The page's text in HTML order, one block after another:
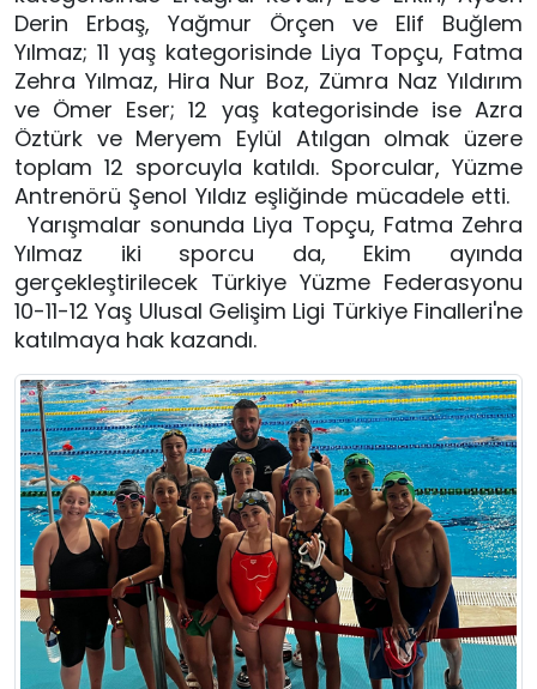
Derin Erbaş, Yağmur Örçen ve Elif Buğlem
Yılmaz; 11 yaş kategorisinde Liya Topçu, Fatma
Zehra Yılmaz, Hira Nur Boz, Zümra Naz Yıldırım
ve Ömer Eser; 12 yaş kategorisinde ise Azra
Öztürk ve Meryem Eylül Atılgan olmak üzere
toplam 12 sporcuyla katıldı. Sporcular, Yüzme
Antrenörü Şenol Yıldız eşliğinde mücadele etti.
Yarışmalar sonunda Liya Topçu, Fatma Zehra
Yılmaz iki sporcu da, Ekim ayında
gerçekleştirilecek Türkiye Yüzme Federasyonu
10-11-12 Yaş Ulusal Gelişim Ligi Türkiye Finalleri'ne
katılmaya hak kazandı.